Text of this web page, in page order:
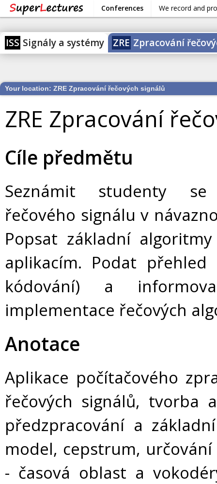
Conferences We record and
ISS Signály a systémy ZRE Zpracování
Your location: ZRE Zpracování řečových signálů
ZRE Zpracování
Cíle předmětu
Seznámit studenty se
řečového signálu v
Popsat základní
aplikacím. Podat přehled
kódování) a
implementace řečových
Anotace
Aplikace počítačového
řečových signálů, tvorba
předzpracování a
model, cepstrum,
- časová oblast a